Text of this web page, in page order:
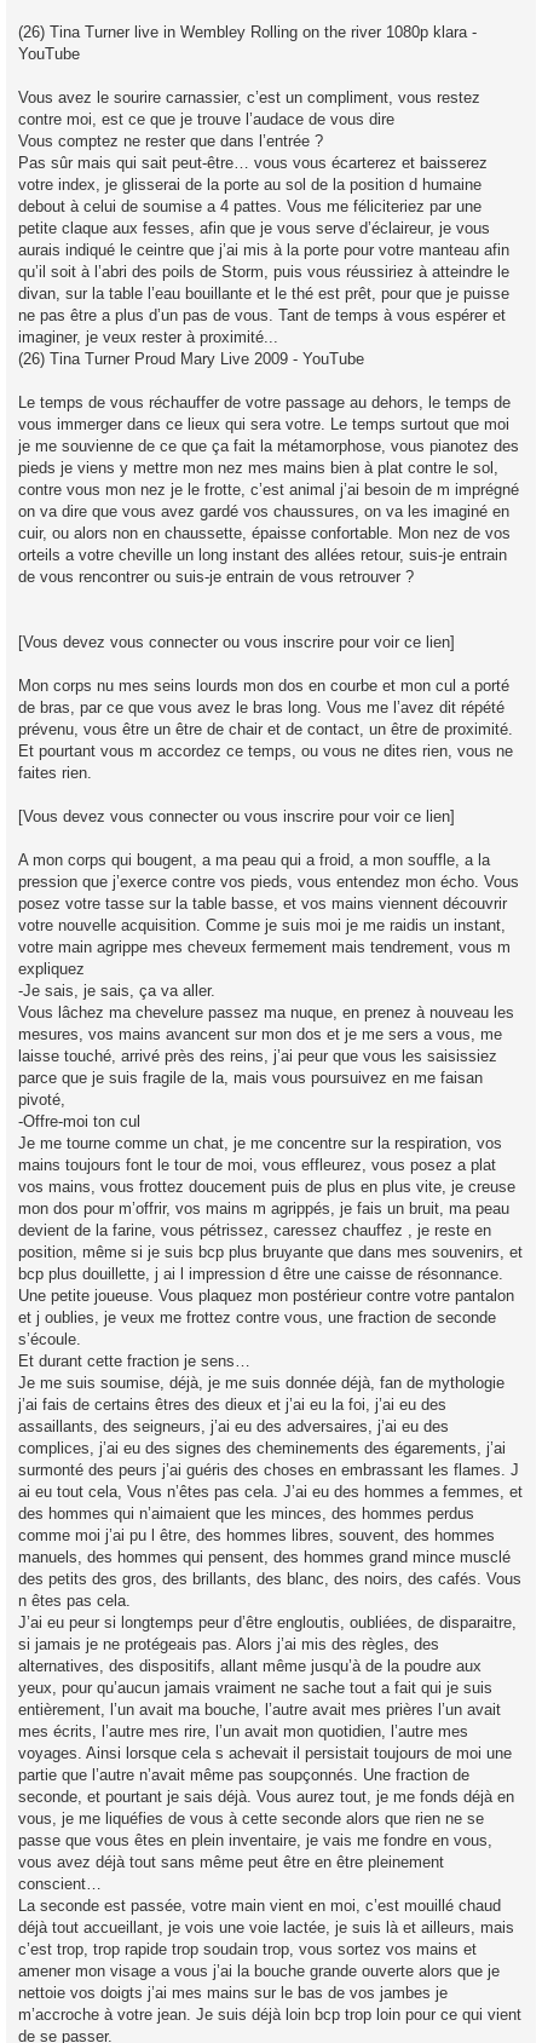
(26) Tina Turner live in Wembley Rolling on the river 1080p klara -
YouTube
Vous avez le sourire carnassier, c’est un compliment, vous restez
contre moi, est ce que je trouve l’audace de vous dire
Vous comptez ne rester que dans l’entrée ?
Pas sûr mais qui sait peut-être… vous vous écarterez et baisserez
votre index, je glisserai de la porte au sol de la position d humaine
debout à celui de soumise a 4 pattes. Vous me féliciteriez par une
petite claque aux fesses, afin que je vous serve d’éclaireur, je vous
aurais indiqué le ceintre que j’ai mis à la porte pour votre manteau afin
qu’il soit à l’abri des poils de Storm, puis vous réussiriez à atteindre le
divan, sur la table l’eau bouillante et le thé est prêt, pour que je puisse
ne pas être a plus d’un pas de vous. Tant de temps à vous espérer et
imaginer, je veux rester à proximité...
(26) Tina Turner Proud Mary Live 2009 - YouTube
Le temps de vous réchauffer de votre passage au dehors, le temps de
vous immerger dans ce lieux qui sera votre. Le temps surtout que moi
je me souvienne de ce que ça fait la métamorphose, vous pianotez des
pieds je viens y mettre mon nez mes mains bien à plat contre le sol,
contre vous mon nez je le frotte, c’est animal j’ai besoin de m imprégné
on va dire que vous avez gardé vos chaussures, on va les imaginé en
cuir, ou alors non en chaussette, épaisse confortable. Mon nez de vos
orteils a votre cheville un long instant des allées retour, suis-je entrain
de vous rencontrer ou suis-je entrain de vous retrouver ?
[Vous devez vous connecter ou vous inscrire pour voir ce lien]
Mon corps nu mes seins lourds mon dos en courbe et mon cul a porté
de bras, par ce que vous avez le bras long. Vous me l’avez dit répété
prévenu, vous être un être de chair et de contact, un être de proximité.
Et pourtant vous m accordez ce temps, ou vous ne dites rien, vous ne
faites rien.
[Vous devez vous connecter ou vous inscrire pour voir ce lien]
A mon corps qui bougent, a ma peau qui a froid, a mon souffle, a la
pression que j’exerce contre vos pieds, vous entendez mon écho. Vous
posez votre tasse sur la table basse, et vos mains viennent découvrir
votre nouvelle acquisition. Comme je suis moi je me raidis un instant,
votre main agrippe mes cheveux fermement mais tendrement, vous m
expliquez
-Je sais, je sais, ça va aller.
Vous lâchez ma chevelure passez ma nuque, en prenez à nouveau les
mesures, vos mains avancent sur mon dos et je me sers a vous, me
laisse touché, arrivé près des reins, j’ai peur que vous les saisissiez
parce que je suis fragile de la, mais vous poursuivez en me faisan
pivoté,
-Offre-moi ton cul
Je me tourne comme un chat, je me concentre sur la respiration, vos
mains toujours font le tour de moi, vous effleurez, vous posez a plat
vos mains, vous frottez doucement puis de plus en plus vite, je creuse
mon dos pour m’offrir, vos mains m agrippés, je fais un bruit, ma peau
devient de la farine, vous pétrissez, caressez chauffez , je reste en
position, même si je suis bcp plus bruyante que dans mes souvenirs, et
bcp plus douillette, j ai l impression d être une caisse de résonnance.
Une petite joueuse. Vous plaquez mon postérieur contre votre pantalon
et j oublies, je veux me frottez contre vous, une fraction de seconde
s’écoule.
Et durant cette fraction je sens…
Je me suis soumise, déjà, je me suis donnée déjà, fan de mythologie
j’ai fais de certains êtres des dieux et j’ai eu la foi, j’ai eu des
assaillants, des seigneurs, j’ai eu des adversaires, j’ai eu des
complices, j’ai eu des signes des cheminements des égarements, j’ai
surmonté des peurs j’ai guéris des choses en embrassant les flames. J
ai eu tout cela, Vous n’êtes pas cela. J’ai eu des hommes a femmes, et
des hommes qui n’aimaient que les minces, des hommes perdus
comme moi j’ai pu l être, des hommes libres, souvent, des hommes
manuels, des hommes qui pensent, des hommes grand mince musclé
des petits des gros, des brillants, des blanc, des noirs, des cafés. Vous
n êtes pas cela.
J’ai eu peur si longtemps peur d’être engloutis, oubliées, de disparaitre,
si jamais je ne protégeais pas. Alors j’ai mis des règles, des
alternatives, des dispositifs, allant même jusqu’à de la poudre aux
yeux, pour qu’aucun jamais vraiment ne sache tout a fait qui je suis
entièrement, l’un avait ma bouche, l’autre avait mes prières l’un avait
mes écrits, l’autre mes rire, l’un avait mon quotidien, l’autre mes
voyages. Ainsi lorsque cela s achevait il persistait toujours de moi une
partie que l’autre n’avait même pas soupçonnés. Une fraction de
seconde, et pourtant je sais déjà. Vous aurez tout, je me fonds déjà en
vous, je me liquéfies de vous à cette seconde alors que rien ne se
passe que vous êtes en plein inventaire, je vais me fondre en vous,
vous avez déjà tout sans même peut être en être pleinement
conscient…
La seconde est passée, votre main vient en moi, c’est mouillé chaud
déjà tout accueillant, je vois une voie lactée, je suis là et ailleurs, mais
c’est trop, trop rapide trop soudain trop, vous sortez vos mains et
amener mon visage a vous j’ai la bouche grande ouverte alors que je
nettoie vos doigts j’ai mes mains sur le bas de vos jambes je
m’accroche à votre jean. Je suis déjà loin bcp trop loin pour ce qui vient
de se passer.